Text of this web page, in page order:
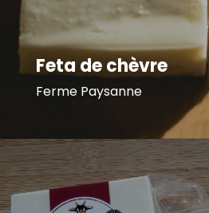
Feta de chèvre
Ferme Paysanne